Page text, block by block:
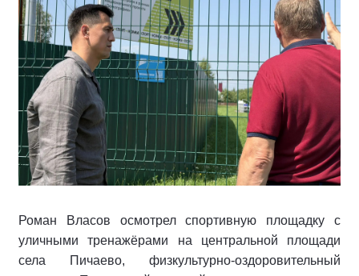
Роман Власов осмотрел спортивную площадку с
уличными тренажёрами на центральной площади
села Пичаево, физкультурно‑оздоровительный